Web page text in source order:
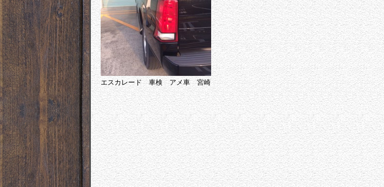
エスカレード 車検 アメ車 宮崎